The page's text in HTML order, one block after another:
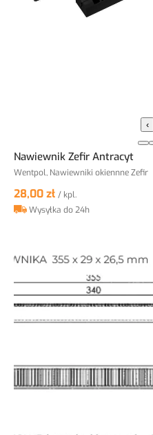
‹
Nawiewnik Zefir Antracyt
Wentpol, Nawiewniki okiennne Zefir
28,00 zł / kpl.
Wysyłka do 24h